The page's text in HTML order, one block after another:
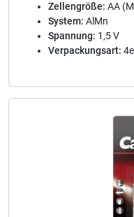
Zellengröße: AA
System: AlMn
Spannung: 1,5 V
Verpackungsart: